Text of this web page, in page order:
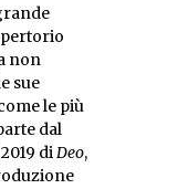
non
sue
le più
dal
diDeo,